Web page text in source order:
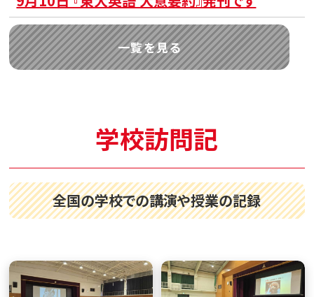
一覧を見る
学校訪問記
全国の学校での講演や授業の記録